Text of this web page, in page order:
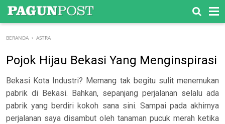
-->
BERANDA › ASTRA
Pojok Hijau Bekasi Yang Menginspirasi
Bekasi Kota Industri? Memang tak begitu sulit menemukan
pabrik di Bekasi. Bahkan, sepanjang perjalanan selalu ada
pabrik yang berdiri kokoh sana sini. Sampai pada akhirnya
perjalanan saya disambut oleh tanaman pucuk merah ketika